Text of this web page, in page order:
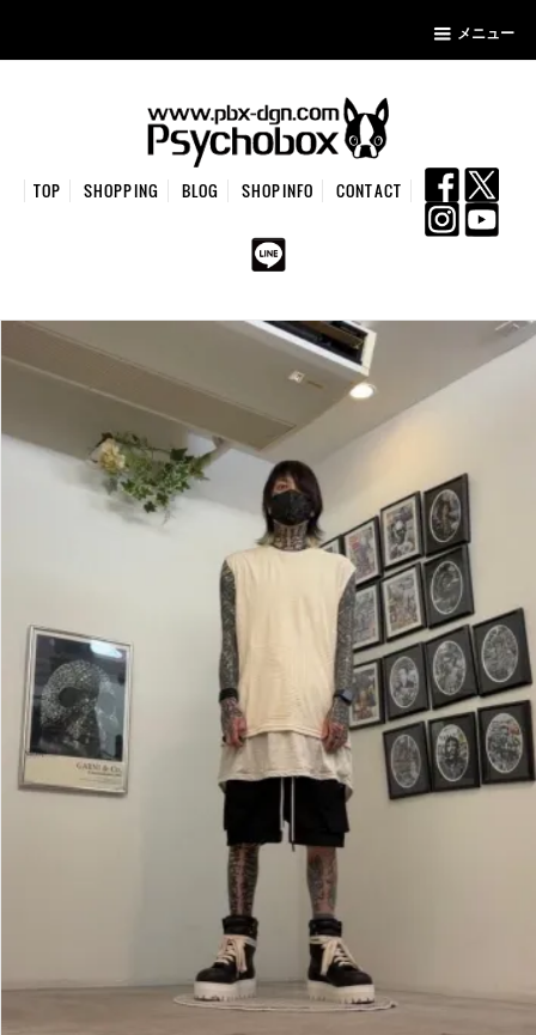
メニュー
TOP SHOPPING BLOG SHOPINFO CONTACT